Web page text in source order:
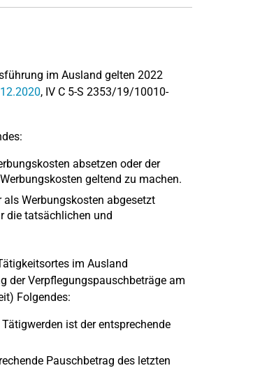
im Ausland gelten 2022
, IV C 5-S 2353/19/10010-
absetzen oder der
geltend zu machen.
Werbungskosten abgesetzt
die tatsächlichen und
im Ausland
der Verpflegungspauschbeträge am
Folgendes:
ist der entsprechende
Pauschbetrag des letzten